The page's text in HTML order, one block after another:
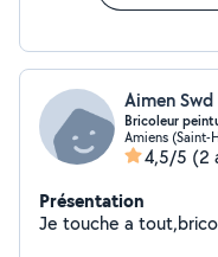
Aimen Swd
Bricoleur
Amiens (Saint-
4,5/5 (2
Présentation
Je touche a